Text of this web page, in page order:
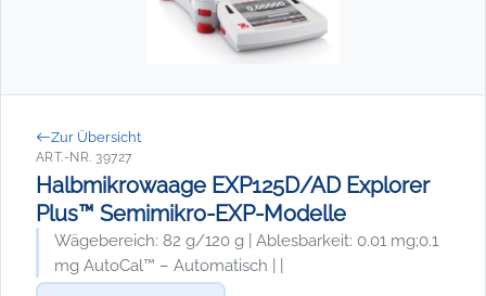
Zur Übersicht
ART.-NR. 39727
Halbmikrowaage EXP125D/AD Explorer
Plus™ Semimikro-EXP-Modelle
Wägebereich: 82 g/120 g | Ablesbarkeit: 0.01 mg;0.1
mg AutoCal™ – Automatisch | |